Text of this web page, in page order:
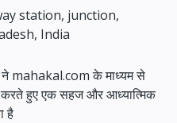
station, junction,
India
ने mahakal.com के माध्यम से
करते हुए एक सहज और आध्यात्मिक
है